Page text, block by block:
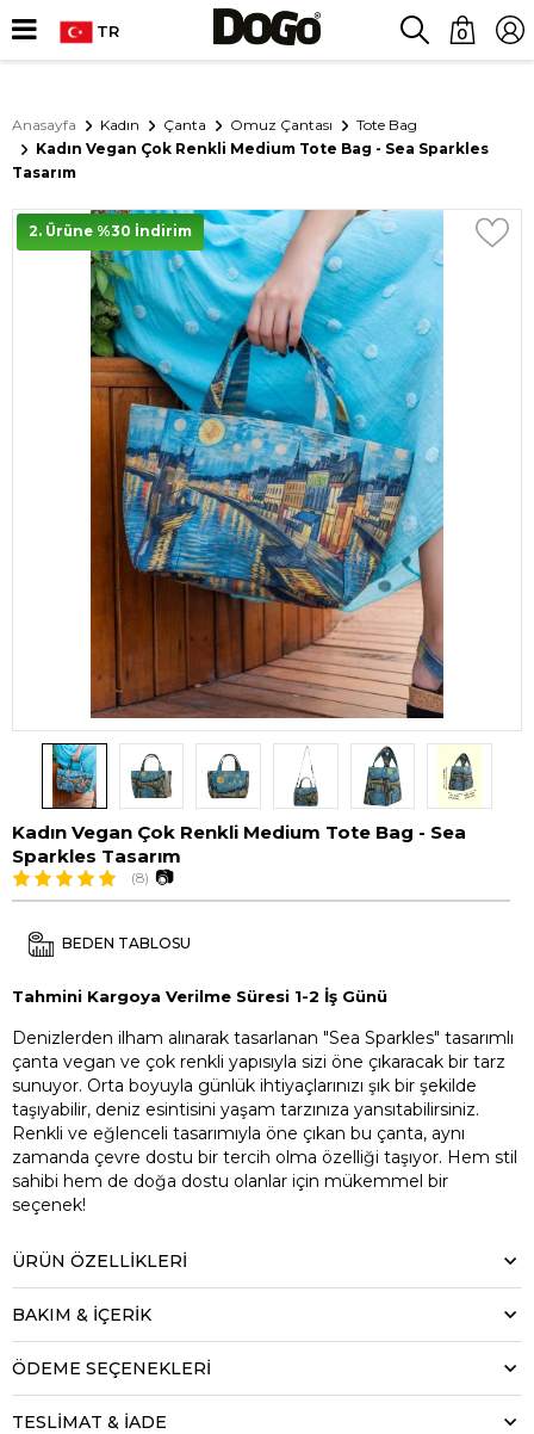
TR 0
Anasayfa Kadın Çanta Omuz Çantası
Tote Bag
Kadın Vegan Çok Renkli Medium Tote Bag - Sea Sparkles
Tasarım
2. Ürüne %30 İndirim
Kadın Vegan Çok Renkli Medium Tote Bag - Sea
Sparkles Tasarım
(8) 📷
BEDEN TABLOSU
Tahmini Kargoya Verilme Süresi 1-2 İş Günü
Denizlerden ilham alınarak tasarlanan "Sea Sparkles" tasarımlı
çanta vegan ve çok renkli yapısıyla sizi öne çıkaracak bir tarz
sunuyor. Orta boyuyla günlük ihtiyaçlarınızı şık bir şekilde
taşıyabilir, deniz esintisini yaşam tarzınıza yansıtabilirsiniz.
Renkli ve eğlenceli tasarımıyla öne çıkan bu çanta, aynı
zamanda çevre dostu bir tercih olma özelliği taşıyor. Hem stil
sahibi hem de doğa dostu olanlar için mükemmel bir
seçenek!
ÜRÜN ÖZELLIKLERI
BAKIM & İÇERİK
ÖDEME SEÇENEKLERI
TESLİMAT & İADE